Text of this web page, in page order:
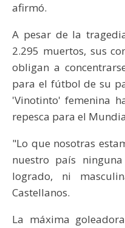
afirmó.
A pesar de la
2.295 muertos, sus
obligan a
para el fútbol de su
'Vinotinto' femenina
repesca para el
"Lo que nosotras
nuestro país
logrado, ni
Castellanos.
La máxima